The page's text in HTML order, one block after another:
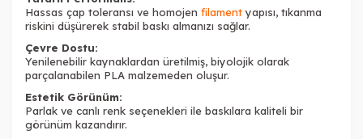
Hassas çap toleransı ve homojen filamentyapısı, tıkanma
riskini düşürerek stabil baskı almanızı sağlar.
Çevre Dostu:
Yenilenebilir kaynaklardan üretilmiş, biyolojik olarak
parçalanabilen PLA malzemeden oluşur.
Estetik Görünüm:
Parlak ve canlı renk seçenekleri ile baskılara kaliteli bir
görünüm kazandırır.